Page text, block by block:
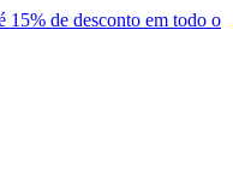
15% de desconto em todo o